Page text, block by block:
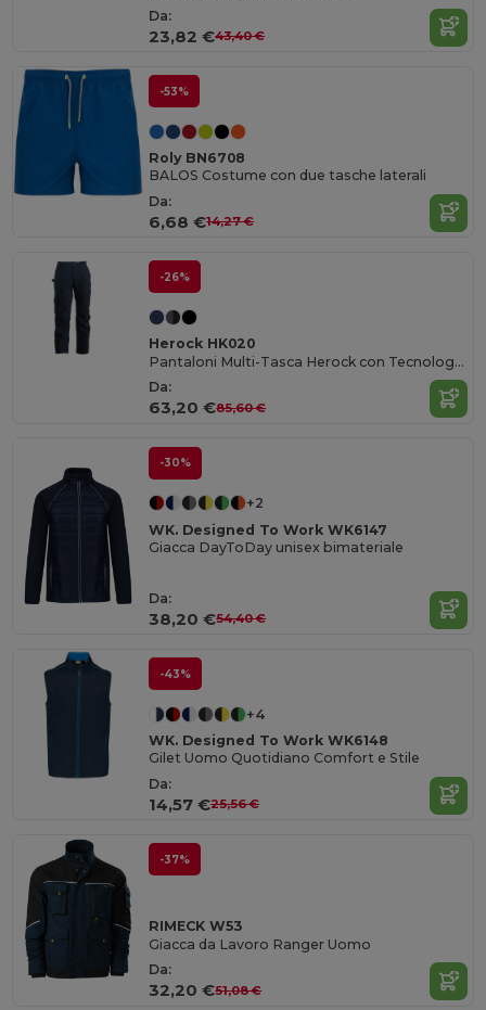
Da:
23,82 €43,40 €
-53%
Roly BN6708
BALOS Costume con due tasche laterali
Da:
6,68 €14,27 €
-26%
Herock HK020
Pantaloni Multi-Tasca Herock con Tecnologia Coolmax
Da:
63,20 €85,60 €
-30%
+2
WK. Designed To Work WK6147
Giacca DayToDay unisex bimateriale
Da:
38,20 €54,40 €
-43%
+4
WK. Designed To Work WK6148
Gilet Uomo Quotidiano Comfort e Stile
Da:
14,57 €25,56 €
-37%
RIMECK W53
Giacca da Lavoro Ranger Uomo
Da:
32,20 €51,08 €